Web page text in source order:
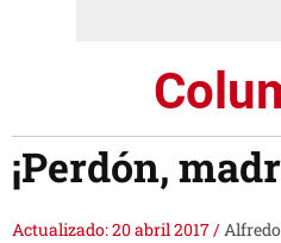
¡Perdón,
Actualizado: 20 abril 2017/